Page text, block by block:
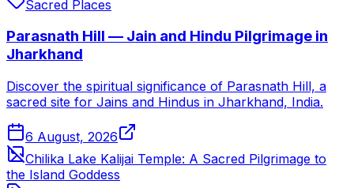
Sacred Places
Parasnath Hill — Jain and Hindu Pilgrimage in
Jharkhand
Discover the spiritual significance of Parasnath Hill, a
sacred site for Jains and Hindus in Jharkhand, India.
6 August, 2026
Chilika Lake Kalijai Temple: A Sacred Pilgrimage to
the Island Goddess